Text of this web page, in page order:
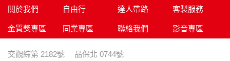
關於我們 自由行 達人帶路 客製服務
金質獎專區 同業專區 聯絡我們 影音專區
交觀綜第 2182號 品保北 0744號